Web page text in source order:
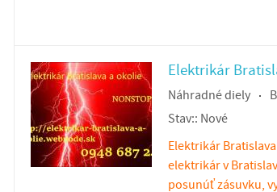
Elektrikár
Náhradné diely
Stav:: Nové
Elektrikár
elektrikár v
posunúť zásuvku,